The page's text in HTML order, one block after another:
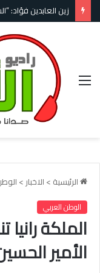
القائمة
الرئيسية > الاخبار >
الوطن العربي
الملكة
الأمير